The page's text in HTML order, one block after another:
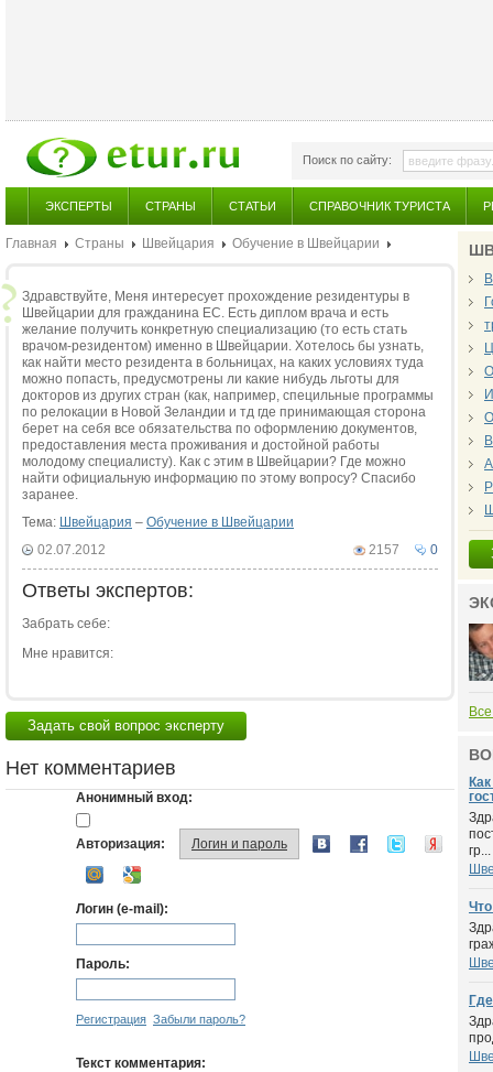
Поиск по сайту:
ЭКСПЕРТЫ СТРАНЫ СТАТЬИ СПРАВОЧНИК ТУРИСТА
Главная Страны Швейцария Обучение в Швейцарии
Здравствуйте, Меня интересует прохождение резидентуры в
Швейцарии для гражданина ЕС. Есть диплом врача и есть
желание получить конкретную специализацию (то есть стать
врачом-резидентом) именно в Швейцарии. Хотелось бы узнать,
как найти место резидента в больницах, на каких условиях туда
можно попасть, предусмотрены ли какие нибудь льготы для
докторов из других стран (как, например, специльные программы
по релокации в Новой Зеландии и тд где принимающая сторона
берет на себя все обязательства по оформлению документов,
предоставления места проживания и достойной работы
молодому специалисту). Как с этим в Швейцарии? Где можно
найти официальную информацию по этому вопросу? Спасибо
заранее.
Тема: Швейцария – Обучение в Швейцарии
0
2157
02.07.2012
Ответы экспертов:
Забрать себе:
Мне нравится:
Задать свой вопрос эксперту
Нет комментариев
Анонимный вход:
Авторизация: Логин и пароль
Логин (e-mail):
Пароль:
Регистрация Забыли пароль?
Текст комментария:
гр...